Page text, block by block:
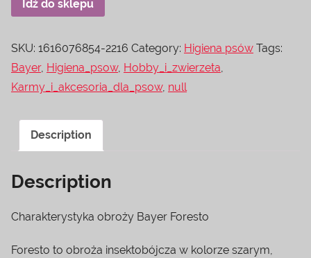
Idź do sklepu
SKU: 1616076854-2216 Category: Higiena psów Tags:
Bayer, Higiena_psow, Hobby_i_zwierzeta
Karmy_i_akcesoria_dla_psow, null
Description
Description
Charakterystyka obroży Bayer Foresto
Foresto to obroża insektobójcza w kolorze szarym,